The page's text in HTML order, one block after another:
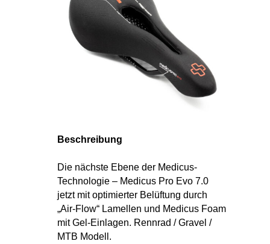
Beschreibung
Die nächste Ebene der Medicus-
Technologie – Medicus Pro Evo 7.0
jetzt mit optimierter Belüftung durch
„Air-Flow“ Lamellen und Medicus Foam
mit Gel-Einlagen. Rennrad / Gravel /
MTB Modell.